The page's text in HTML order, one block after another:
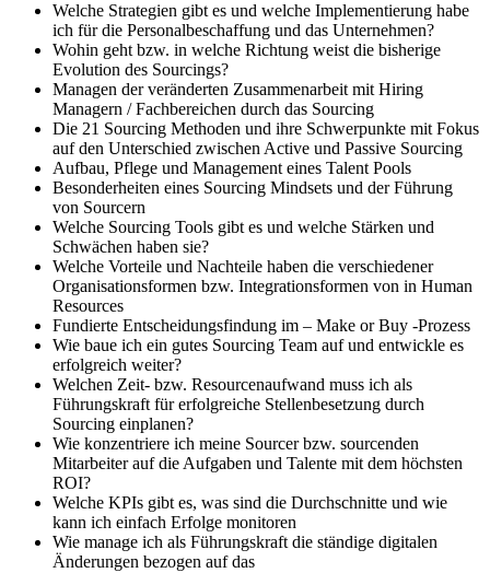
Welche Strategien gibt es und welche Implementierung habe
ich für die Personalbeschaffung und das Unternehmen?
Wohin geht bzw. in welche Richtung weist die bisherige
Evolution des Sourcings?
Managen der veränderten Zusammenarbeit mit Hiring
Managern / Fachbereichen durch das Sourcing
Die 21 Sourcing Methoden und ihre Schwerpunkte mit Fokus
auf den Unterschied zwischen Active und Passive Sourcing
Aufbau, Pflege und Management eines Talent Pools
Besonderheiten eines Sourcing Mindsets und der Führung
von Sourcern
Welche Sourcing Tools gibt es und welche Stärken und
Schwächen haben sie?
Welche Vorteile und Nachteile haben die verschiedener
Organisationsformen bzw. Integrationsformen von in Human
Resources
Fundierte Entscheidungsfindung im – Make or Buy -Prozess
Wie baue ich ein gutes Sourcing Team auf und entwickle es
erfolgreich weiter?
Welchen Zeit- bzw. Resourcenaufwand muss ich als
Führungskraft für erfolgreiche Stellenbesetzung durch
Sourcing einplanen?
Wie konzentriere ich meine Sourcer bzw. sourcenden
Mitarbeiter auf die Aufgaben und Talente mit dem höchsten
ROI?
Welche KPIs gibt es, was sind die Durchschnitte und wie
kann ich einfach Erfolge monitoren
Wie manage ich als Führungskraft die ständige digitalen
Änderungen bezogen auf das